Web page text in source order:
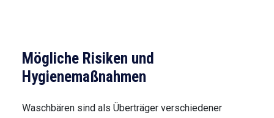
Mögliche Risiken und
Hygienemaßnahmen
Waschbären sind als Überträger verschiedener